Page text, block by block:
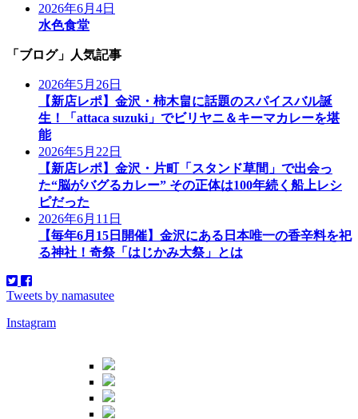
2026年6月4日
水色食堂
「ブログ」人気記事
2026年5月26日
【新店レポ】金沢・柿木畠に話題のスパイスバル誕
生！「attaca suzuki」でビリヤニ＆キーマカレーを堪
能
2026年5月22日
【新店レポ】金沢・片町「スタンド草間」で出会っ
た“脳がバグるカレー” その正体は100年続く船上レシ
ピだった
2026年6月11日
【毎年6月15日開催】金沢にある日本唯一の香辛料を祀
る神社！奇祭「はじかみ大祭」とは
Tweets by namasutee
Instagram